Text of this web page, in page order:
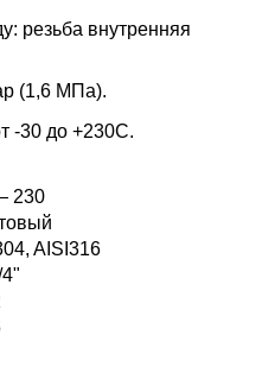
резьба внутренняя
(1,6 МПа).
-30 до +230С.
230
AISI316